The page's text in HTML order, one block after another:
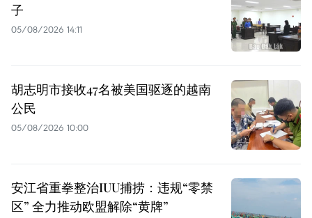
子
05/08/2026 14:11
胡志明市接收47名被美国驱逐的越南
公民
05/08/2026 10:00
安江省重拳整治IUU捕捞：违规“零禁
区” 全力推动欧盟解除“黄牌”